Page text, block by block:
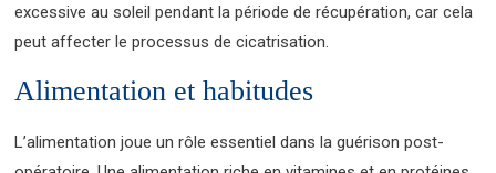
excessive au soleil pendant la période de récupération, car cela
peut affecter le processus de cicatrisation.
Alimentation et habitudes
L’alimentation joue un rôle essentiel dans la guérison post-